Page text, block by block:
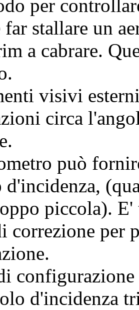
per
stallare un
a cabrare.
visivi
circa
può
piccola). E'
correzione per
d'incidenza